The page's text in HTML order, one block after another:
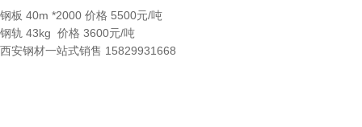
钢板 40m *2000 价格 5500元/吨
钢轨 43kg 价格 3600元/吨
西安钢材一站式销售 15829931668